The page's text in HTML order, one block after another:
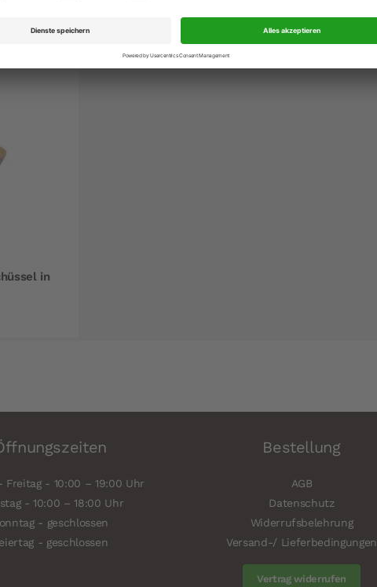
Hersteller-Anschrift
in
Freitag - 10:00 – 19:00 Uhr
- 10:00 – 18:00 Uhr
- geschlossen
- geschlossen
Bestellung
AGB
Datenschutz
Widerrufsbelehrung
Versand-/ Lieferbedingungen
Vertrag widerrufen